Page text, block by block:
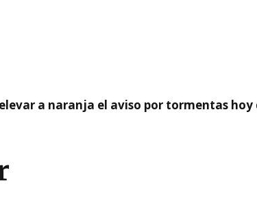
a naranja el aviso por tormentas